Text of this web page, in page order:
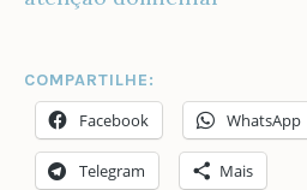
COMPARTILHE:
Facebook WhatsApp
Telegram Mais